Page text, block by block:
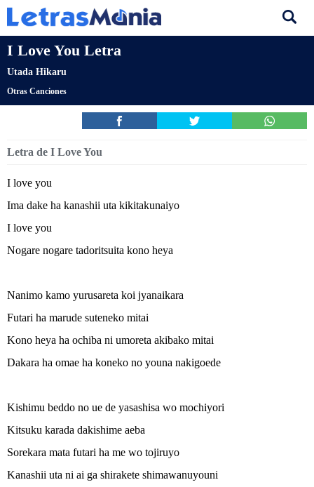
I Love You Letra
Utada Hikaru
Otras Canciones
Letra de I Love You
I love you
Ima dake ha kanashii uta kikitakunaiyo
I love you
Nogare nogare tadoritsuita kono heya
Nanimo kamo yurusareta koi jyanaikara
Futari ha marude suteneko mitai
Kono heya ha ochiba ni umoreta akibako mitai
Dakara ha omae ha koneko no youna nakigoede
Kishimu beddo no ue de yasashisa wo mochiyori
Kitsuku karada dakishime aeba
Sorekara mata futari ha me wo tojiruyo
Kanashii uta ni ai ga shirakete shimawanuyouni